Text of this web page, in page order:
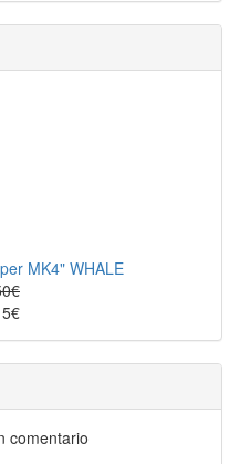
MK4" WHALE
comentario